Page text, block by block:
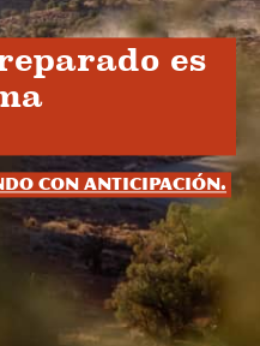
es
con anticipación.